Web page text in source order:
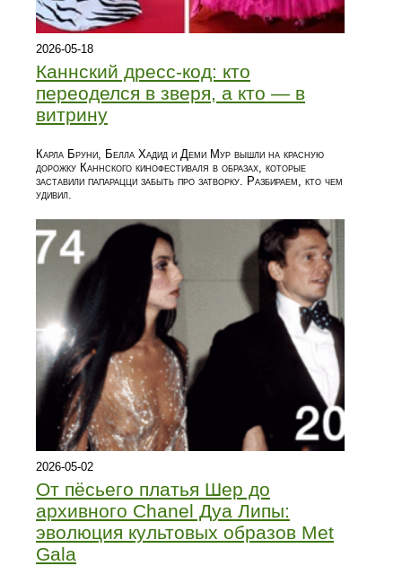
2026-05-18
Каннский дресс-код: кто
переоделся в зверя, а кто — в
витрину
Карла Бруни, Белла Хадид и Деми Мур вышли на красную
дорожку Каннского кинофестиваля в образах, которые
заставили папарацци забыть про затворку. Разбираем, кто чем
удивил.
2026-05-02
От пёсьего платья Шер до
архивного Chanel Дуа Липы:
эволюция культовых образов Met
Gala